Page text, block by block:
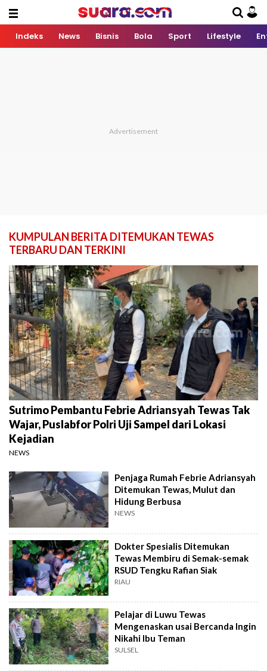
Indeks News Bisnis Bola Sport Lifestyle
KUMPULAN BERITA DITEMUKAN TEWAS
TERBARU DAN TERKINI
Sutrimo Pembantu Febrie Adriansyah Tewas Tak
Wajar, Puslabfor Polri Uji Sampel dari Lokasi
Kejadian
NEWS
Penjaga Rumah Febrie Adriansyah
Ditemukan Tewas, Mulut dan
Hidung Berbusa
NEWS
Dokter Spesialis Ditemukan
Tewas Membiru di Semak-semak
RSUD Tengku Rafian Siak
RIAU
Pelajar di Luwu Tewas
Mengenaskan usai Bercanda Ingin
Nikahi Ibu Teman
SULSEL